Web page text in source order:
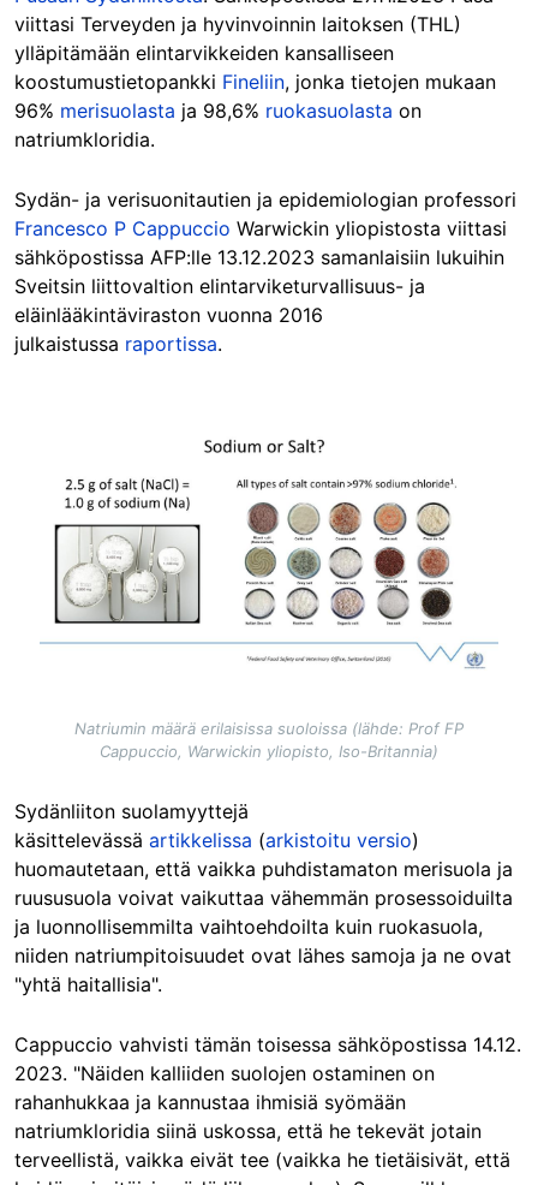
viittasi Terveyden ja hyvinvoinnin laitoksen (THL)
ylläpitämään elintarvikkeiden kansalliseen
koostumustietopankki Fineliin, jonka tietojen mukaan
96% merisuolasta ja 98,6% ruokasuolasta on
natriumkloridia.
Sydän- ja verisuonitautien ja epidemiologian professori
Francesco P Cappuccio Warwickin yliopistosta viittasi
sähköpostissa AFP:lle 13.12.2023 samanlaisiin lukuihin
Sveitsin liittovaltion elintarviketurvallisuus- ja
eläinlääkintäviraston vuonna 2016
julkaistussa raportissa.
Natriumin määrä erilaisissa suoloissa (lähde: Prof FP
Cappuccio, Warwickin yliopisto, Iso-Britannia)
Sydänliiton suolamyyttejä
käsittelevässä artikkelissa (arkistoitu versio)
huomautetaan, että vaikka puhdistamaton merisuola ja
ruususuola voivat vaikuttaa vähemmän prosessoiduilta
ja luonnollisemmilta vaihtoehdoilta kuin ruokasuola,
niiden natriumpitoisuudet ovat lähes samoja ja ne ovat
"yhtä haitallisia".
Cappuccio vahvisti tämän toisessa sähköpostissa 14.12.
2023. "Näiden kalliiden suolojen ostaminen on
rahanhukkaa ja kannustaa ihmisiä syömään
natriumkloridia siinä uskossa, että he tekevät jotain
terveellistä, vaikka eivät tee (vaikka he tietäisivät, että